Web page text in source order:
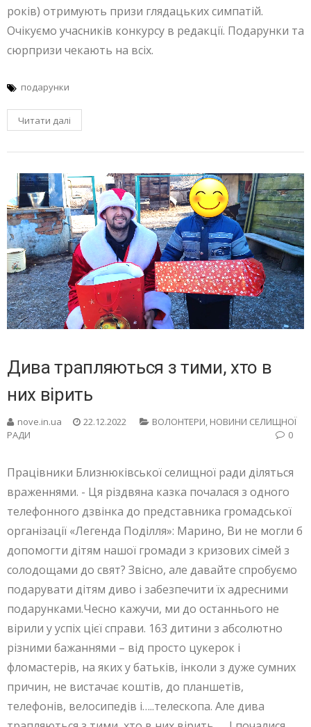
років) отримують призи глядацьких симпатій.
Очікуємо учасників конкурсу в редакції. Подарунки та
сюрпризи чекають на всіх.
подарунки
Читати далі
Дива трапляються з тими, хто в
них вірить
nove.in.ua 22.12.2022 ВОЛОНТЕРИ, НОВИНИ СЕЛИЩНОЇ
РАДИ
0
Працівники Близнюківської селищної ради діляться
враженнями. - Ця різдвяна казка почалася з одного
телефонного дзвінка до представника громадської
організації «Легенда Поділля»: Марино, Ви не могли б
допомогти дітям нашої громади з кризових сімей з
солодощами до свят? Звісно, але давайте спробуємо
подарувати дітям диво і забезпечити їх адресними
подарунками.Чесно кажучи, ми до останнього не
вірили у успіх цієї справи. 163 дитини з абсолютно
різними бажаннями – від просто цукерок і
фломастерів, на яких у батьків, інколи з дуже сумних
причин, не вистачає коштів, до планшетів,
телефонів, велосипедів і…..телескопа. Але дива